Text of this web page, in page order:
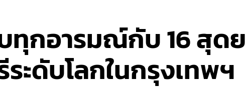
ทุกอารมณ์กับ 16 สุด
ะดับโลกในกรุงเทพฯ